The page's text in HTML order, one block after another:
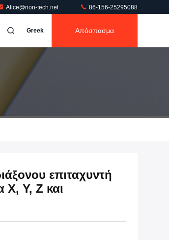
Alice@rion-tech.net 86-156-25295088
Greek Απόσπασμα
επιταχυντή
X, Y, Z και